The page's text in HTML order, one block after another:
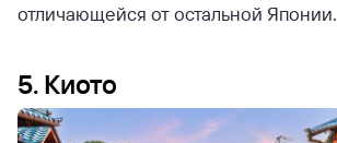
отличающейся от остальной Японии.
5. Киото